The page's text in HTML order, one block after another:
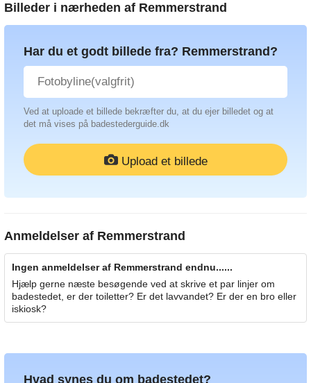
Billeder i nærheden af Remmerstrand
Har du et godt billede fra? Remmerstrand?
Ved at uploade et billede bekræfter du, at du ejer billedet og at
det må vises på badestederguide.dk
Upload et billede
Anmeldelser af Remmerstrand
Ingen anmeldelser af Remmerstrand endnu......
Hjælp gerne næste besøgende ved at skrive et par linjer om
badestedet, er der toiletter? Er det lavvandet? Er der en bro eller
iskiosk?
Hvad synes du om badestedet?